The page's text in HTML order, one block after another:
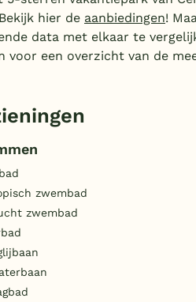
hier de aanbiedingen!
data met elkaar te
voor een overzicht van de
zwembad
zwembad